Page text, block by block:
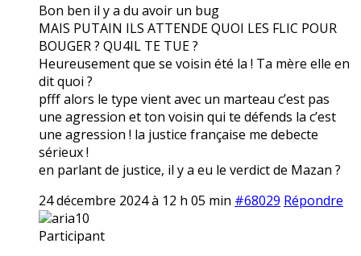
Bon ben il y a du avoir un bug
MAIS PUTAIN ILS ATTENDE QUOI LES FLIC POUR
BOUGER ? QU4IL TE TUE ?
Heureusement que se voisin été la ! Ta mère elle en
dit quoi ?
pfff alors le type vient avec un marteau c’est pas
une agression et ton voisin qui te défends la c’est
une agression ! la justice française me debecte
sérieux !
en parlant de justice, il y a eu le verdict de Mazan ?
24 décembre 2024 à 12 h 05 min #68029 Répondre
aria10
Participant